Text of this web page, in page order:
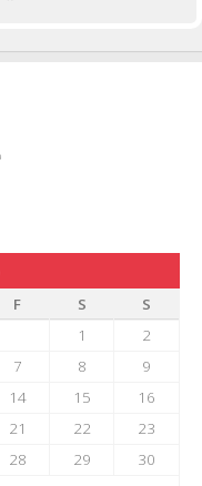
F S
S
1
2
7 8
9
14 15
16
21 22
23
28 29
30